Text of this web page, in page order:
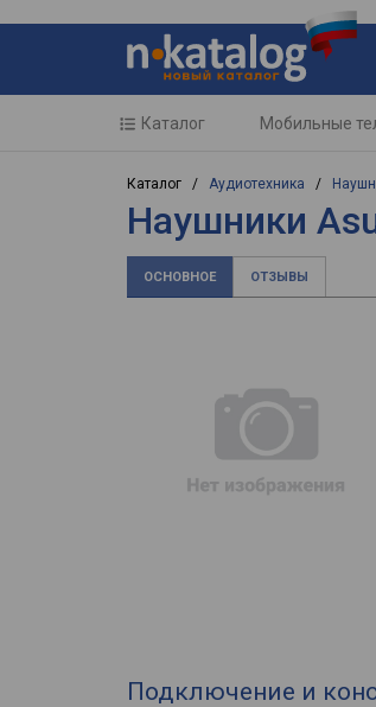
Каталог Мобильные
Каталог / Аудиотехника /
Наушники
ОСНОВНОЕ ОТЗЫВЫ
Подключение и